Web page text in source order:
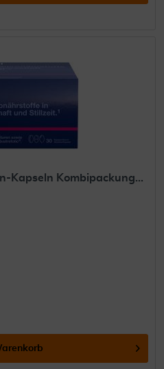
Kapseln Kombipackung...